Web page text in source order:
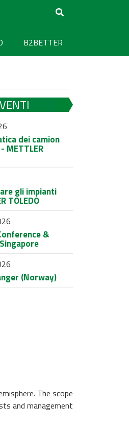
B2BETTER
dei camion
METTLER
gli impianti
TOLEDO
&
(Norway)
The scope
and management